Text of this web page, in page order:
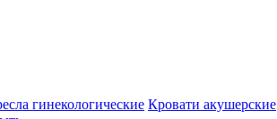
гинекологические Кровати акушерские